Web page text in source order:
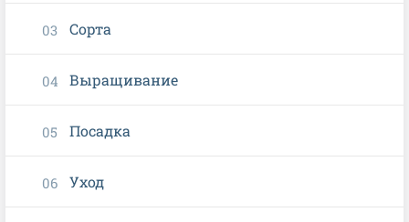
Сорта
Выращивание
Посадка
Уход